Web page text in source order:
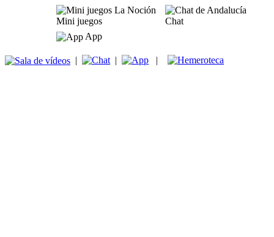
Mini juegos
Chat
App
| | |